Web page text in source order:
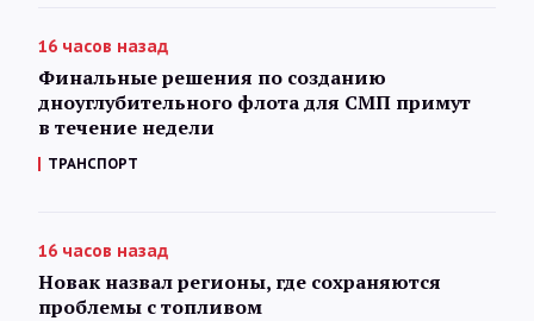
16 часов назад
Финальные решения по созданию
дноуглубительного флота для СМП примут
в течение недели
ТРАНСПОРТ
16 часов назад
Новак назвал регионы, где сохраняются
проблемы с топливом